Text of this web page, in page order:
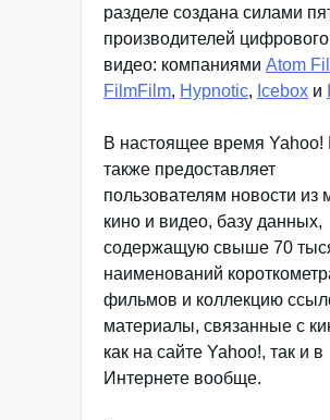
разделе создана силами
производителей цифрового
видео: компаниями Atom
FilmFilm, Hypnotic, Icebox и
В настоящее время Yahoo!
также предоставляет
пользователям новости из
кино и видео, базу данных,
содержащую свыше 70
наименований
фильмов и коллекцию
материалы, связанные с
как на сайте Yahoo!, так и в
Интернете вообще.